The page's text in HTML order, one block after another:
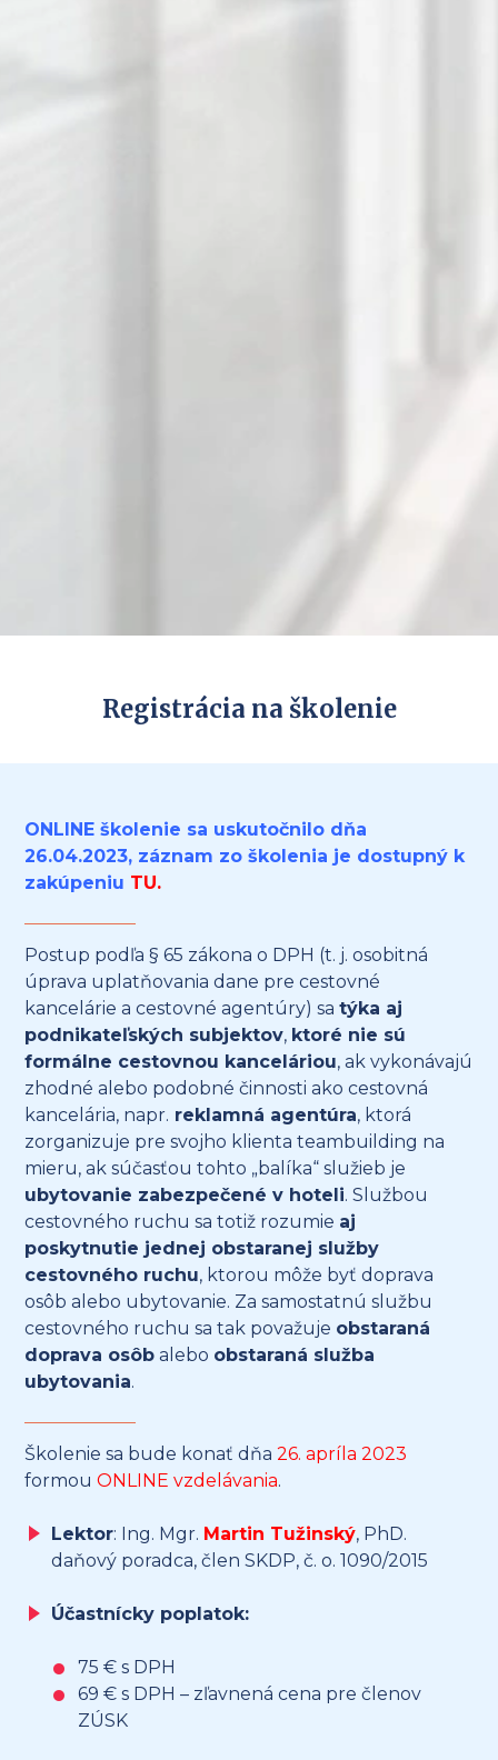
Registrácia na školenie
ONLINE školenie sa uskutočnilo dňa
26.04.2023, záznam zo školenia je dostupný k
zakúpeniu TU.
Postup podľa § 65 zákona o DPH (t. j. osobitná
úprava uplatňovania dane pre cestovné
kancelárie a cestovné agentúry) satýka aj
podnikateľských subjektov, ktoré nie sú
formálne cestovnou kanceláriou, ak vykonávajú
zhodné alebo podobné činnosti ako cestovná
kancelária, napr. reklamná agentúra, ktorá
zorganizuje pre svojho klienta teambuilding na
mieru, ak súčasťou tohto „balíka“ služieb je
ubytovanie zabezpečené v hoteli. Službou
cestovného ruchu sa totiž rozumie aj
poskytnutie jednej obstaranej služby
cestovného ruchu, ktorou môže byť doprava
osôb alebo ubytovanie. Za samostatnú službu
cestovného ruchu sa tak považuje obstaraná
doprava osôb alebo obstaraná služba
ubytovania.
Školenie sa bude konať dňa26. apríla 2023
formouONLINE vzdelávania.
Lektor: Ing. Mgr. Martin Tužinský, PhD.
daňový poradca, člen SKDP, č. o. 1090/2015
Účastnícky poplatok:
75 € s DPH
69 € s DPH – zľavnená cena pre členov
ZÚSK